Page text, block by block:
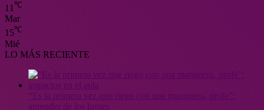
11 ℃
Mar
15℃
Mié
LO MÁS RECIENTE